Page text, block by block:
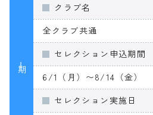
Ⅰ期
クラブ名
全クラブ共通
セレクション申込期間
6/1（月）〜8/14（金）
セレクション実施日